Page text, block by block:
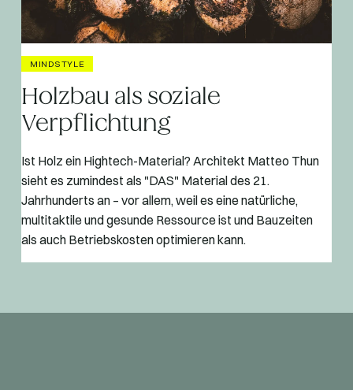
MINDSTYLE
Holzbau als soziale
Verpflichtung
Ist Holz ein Hightech-Material? Architekt Matteo Thun
sieht es zumindest als "DAS" Material des 21.
Jahrhunderts an – vor allem, weil es eine natürliche,
multitaktile und gesunde Ressource ist und Bauzeiten
als auch Betriebskosten optimieren kann.